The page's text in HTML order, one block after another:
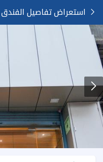
استعراض تفاصيل الفندق